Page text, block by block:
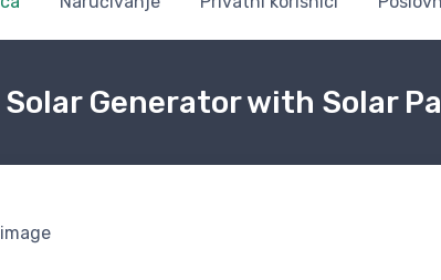
Solar Generator with Solar